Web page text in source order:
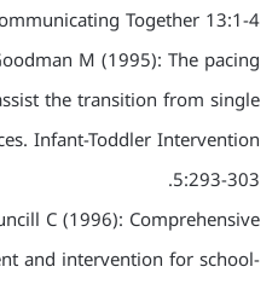
Together 13:1-4.
M (1995): The pacing
the transition from single
Infant-Toddler Intervention
5:293-303.
C (1996): Comprehensive
and intervention for school-